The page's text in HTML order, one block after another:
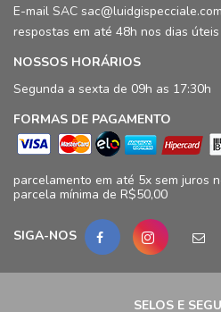
E-mail SAC
respostas em até 48h nos dias úteis
NOSSOS HORÁRIOS
Segunda a sexta de 09h as 17:30h
FORMAS DE PAGAMENTO
parcelamento em até 5x sem juros
parcela mínima de R$50,00
SIGA-NOS
SELOS E